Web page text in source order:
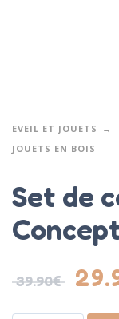
EVEIL ET JOUETS
JOUETS EN BOIS
Set de
39.90€